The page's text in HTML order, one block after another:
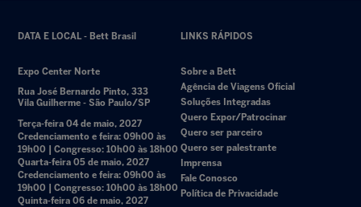
DATA E LOCAL - Bett Brasil
Expo Center Norte
Rua José Bernardo Pinto, 333
Vila Guilherme - São Paulo/SP
Terça-feira 04 de maio, 2027
Credenciamento e feira: 09h00 às
19h00 | Congresso: 10h00 às 18h00
Quarta-feira 05 de maio, 2027
Credenciamento e feira: 09h00 às
19h00 | Congresso: 10h00 às 18h00
Quinta-feira 06 de maio, 2027
LINKS RÁPIDOS
Sobre a Bett
Agência de Viagens Oficial
Soluções Integradas
Quero Expor/Patrocinar
Quero ser parceiro
Quero ser palestrante
Imprensa
Fale Conosco
Política de Privacidade